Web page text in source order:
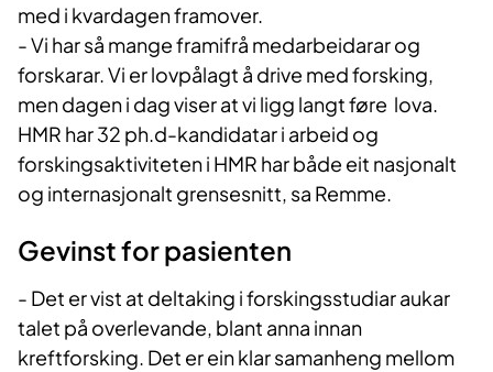
med i kvardagen framover.
- Vi har så mange framifrå medarbeidarar og
forskarar. Vi er lovpålagt å drive med forsking,
men dagen i dag viser at vi ligg langt føre lova.
HMR har 32 ph.d-kandidatar i arbeid og
forskingsaktiviteten i HMR har både eit nasjonalt
og internasjonalt grensesnitt, sa Remme.
Gevinst for pasienten
- Det er vist at deltaking i forskingsstudiar aukar
talet på overlevande, blant anna innan
kreftforsking. Det er ein klar samanheng mellom